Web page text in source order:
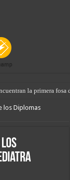
de drogas de Las
los Diplomas
los